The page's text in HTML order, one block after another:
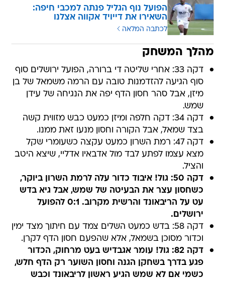
הפועל נוף הגליל פנתה למכבי חיפה:
השאירו את דייויד אקווה אצלנו
לכתבה המלאה
מהלך המשחק
דקה 33: אחרי שליטה די ברורה, הפועל ירושלים סוף
סוף הגיעה להזדמנות טובה עם הרמה משמאל של בן
מיזן, אבל סהר חסון הדף יפה את הנגיחה של עידן
שמש.
דקה 34: דקה חלפה ומיזן כמעט כבש מזווית קשה
בצד שמאל, אבל הקורה וחסון מנעו זאת ממנו.
דקה 47: רמת השרון כמעט עקצה כשעומרי שקל
מצא עצמו לפתע לבד מול אדבאיו אדליי, שיצא היטב
והציל.
דקה 50: גול! איבוד כדור עלה לרמת השרון ביוקר,
כשחסון עצר את הבעיטה של שמש, אבל גיא בדש
עט על הריבאונד והרשית מקרוב. 0:1 להפועל
ירושלים.
דקה 58: בדש כמעט השלים צמד עם חיתוך מצד ימין
וכדור מסוכן בשמאל, אלא שהפעם חסון הדף לקרן.
דקה 82: גול! עומר אגבדיש בעט מרחוק, הכדור
פגע בדרך בשחקן הגנה וחסון השוער רק הדף חלש,
כשמי אם לא שמש הגיע ראשון לריבאונד וכבש